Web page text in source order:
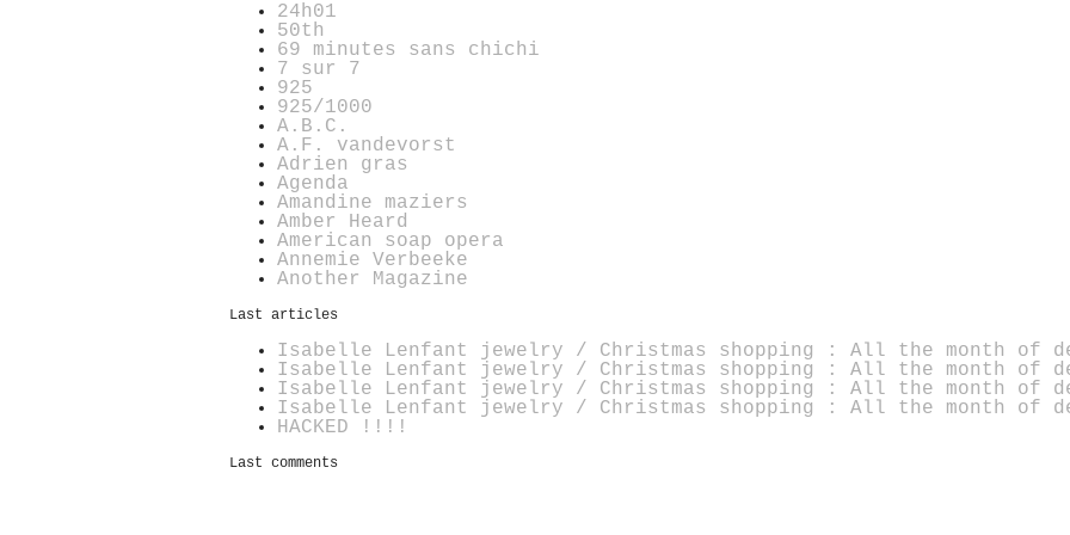
24h01
50th
69 minutes sans chichi
7 sur 7
925
925/1000
A.B.C.
A.F. vandevorst
Adrien gras
Agenda
Amandine maziers
Amber Heard
American soap opera
Annemie Verbeeke
Another Magazine
Last articles
Isabelle Lenfant jewelry / Christmas shopping : All the month of
Isabelle Lenfant jewelry / Christmas shopping : All the month of
Isabelle Lenfant jewelry / Christmas shopping : All the month of
Isabelle Lenfant jewelry / Christmas shopping : All the month of
HACKED !!!!
Last comments